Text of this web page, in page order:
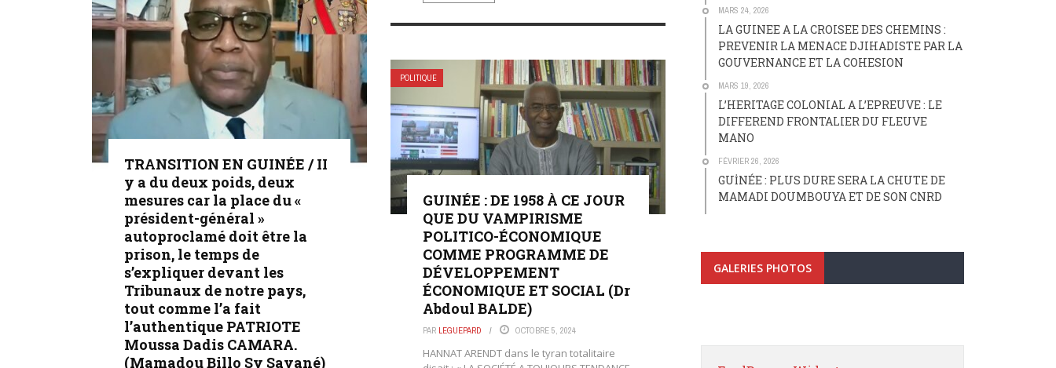
TRANSITION EN GUINÉE / II
y a du deux poids, deux
mesures car la place du «
président-général »
autoproclamé doit être la
prison, le temps de
s’expliquer devant les
Tribunaux de notre pays,
tout comme l’a fait
l’authentique PATRIOTE
Moussa Dadis CAMARA.
(Mamadou Billo Sy Savané)
POLITIQUE
GUINÉE : DE 1958 À CE JOUR
QUE DU VAMPIRISME
POLITICO-ÉCONOMIQUE
COMME PROGRAMME DE
DÉVELOPPEMENT
ÉCONOMIQUE ET SOCIAL (Dr
Abdoul BALDE)
PAR LEGUEPARD OCTOBRE 5, 2024
HANNAT ARENDT dans le tyran totalitaire
MARS 24, 2026
LA GUINEE A LA CROISEE DES CHEMINS :
PREVENIR LA MENACE DJIHADISTE PAR LA
GOUVERNANCE ET LA COHESION
MARS 19, 2026
L’HERITAGE COLONIAL A L’EPREUVE : LE
DIFFEREND FRONTALIER DU FLEUVE
MANO
FÉVRIER 26, 2026
GUİNÉE : PLUS DURE SERA LA CHUTE DE
MAMADI DOUMBOUYA ET DE SON CNRD
GALERIES PHOTOS